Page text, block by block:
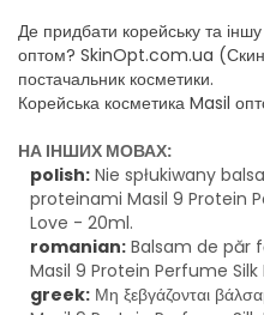
Де придбати корейську та
оптом? SkinOpt.com.ua
постачальник косметики.
Корейська косметика Masil
НА ІНШИХ МОВАХ:
polish: Nie spłukiwany
proteinami Masil 9 Protein
Love - 20ml.
romanian: Balsam de păr
Masil 9 Protein Perfume
greek: Μη ξεβγάζονται